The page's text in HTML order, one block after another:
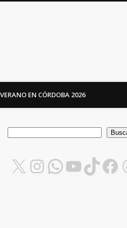
EN CÓRDOBA 2026
X Instagram